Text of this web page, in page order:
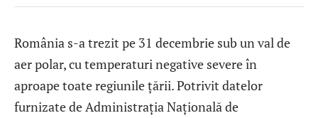
România s-a trezit pe 31 decembrie sub un val de
aer polar, cu temperaturi negative severe în
aproape toate regiunile țării. Potrivit datelor
furnizate de Administrația Națională de